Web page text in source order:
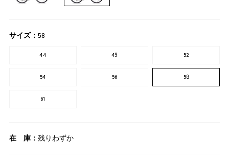
サイズ： 58
44 49 52
54 56 58
61
在 庫： 残りわずか